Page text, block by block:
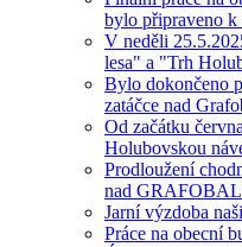
bylo připraveno k
V neděli
lesa" a "Trh
Bylo dokončeno
zatáčce nad
Od začátku
Holubovskou
Prodloužení
nad
Jarní výzdoba
Práce na obecní